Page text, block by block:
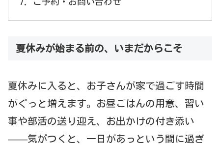
夏休みが始まる前の、いまだからこそ
夏休みに入ると、お子さんが家で過ごす時間
がぐっと増えます。お昼ごはんの用意、習い
事や部活の送り迎え、お出かけの付き添い
——気がつくと、一日があっという間に過ぎ